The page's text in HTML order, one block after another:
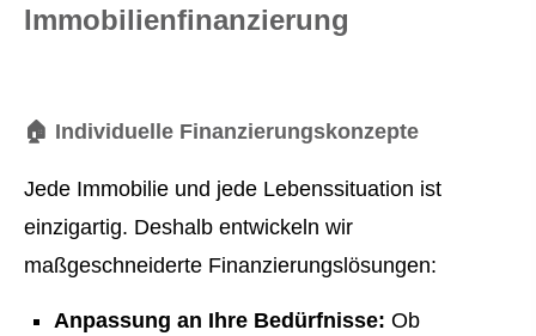
Immobilienfinanzierung
🏠 Individuelle Finanzierungskonzepte
Jede Immobilie und jede Lebenssituation ist
einzigartig. Deshalb entwickeln wir
maßgeschneiderte Finanzierungslösungen:
Anpassung an Ihre Bedürfnisse: Ob